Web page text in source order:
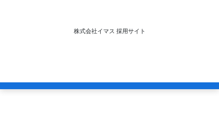
株式会社イマス 採用サイト